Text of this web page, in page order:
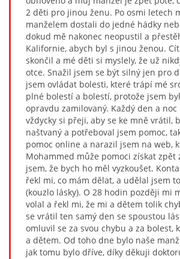
2 děti pro jinou ženu. Po osmi letech
manželem dostali do jedné hádky
dokud mě nakonec neopustil a
Kalifornie, abych byl s jinou ženou.
skončil a mé děti si myslely, že už
otce. Snažil jsem se být silný jen pro
jsem ovládat bolesti, které trápí mé
plné bolestí a bolestí, protože jsem
opravdu zamilovaný. Každý den a
vždycky si přeji, aby se ke mně vrátil,
naštvaný a potřeboval jsem pomoc,
pomoc online a narazil jsem na web,
Mohammed může pomoci získat zpět
jsem, že bych ho měl vyzkoušet.
řekl mi, co mám dělat, a udělal jsem
(kouzlo lásky). O 28 hodin později mi
volal a řekl mi, že mi a dětem tolik
se vrátil ten samý den se spoustou
omluvil se za svou chybu a za bolest,
a dětem. Od toho dne bylo naše
jak tomu bylo dříve, díky děkuji